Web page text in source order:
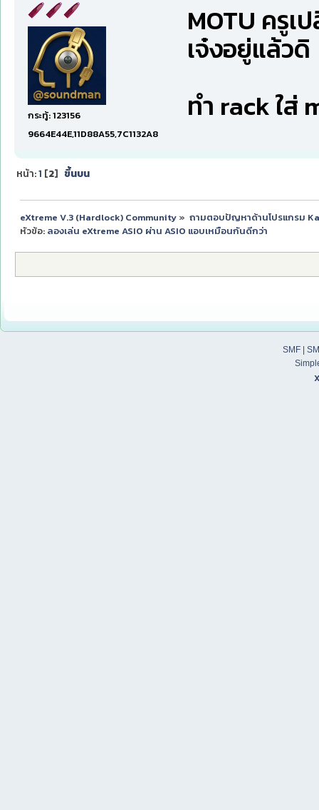
กระทู้: 123156
9664E44E,11D88A55,7C1132A8
MOTU ครู
เจ๋งอยู่แล้วดิ
ทำ rack ใส่
หน้า:1 [2] ขึ้นบน
eXtreme V.3 (Hardlock) Community» ถามตอบปัญหาด้านโปรแกรม
หัวข้อ: ลองเล่น eXtreme ASIO ผ่าน ASIO แอบเหมือนกันดีกว่า
SMF|